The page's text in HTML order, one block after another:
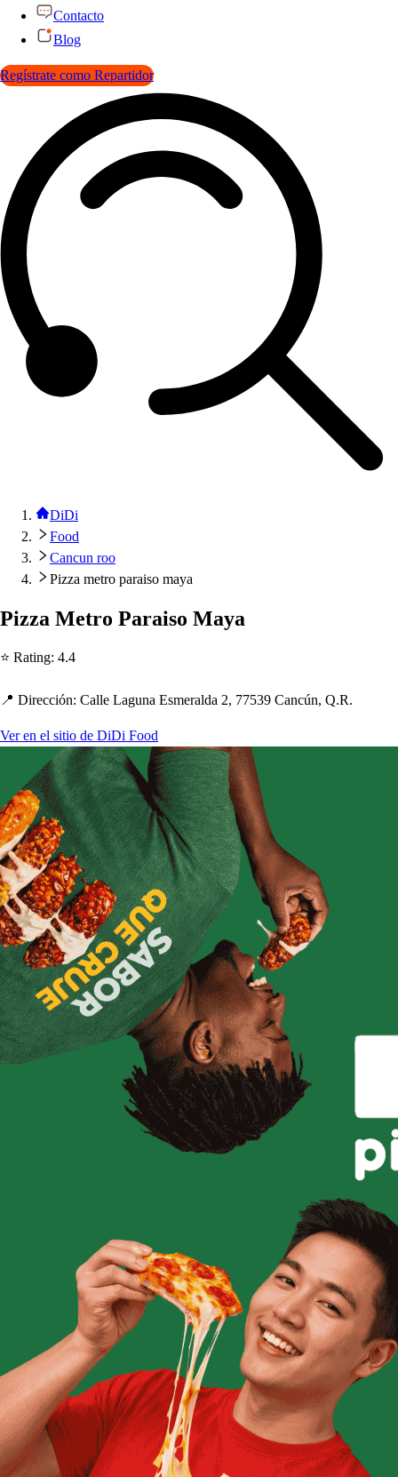
Contacto
Blog
Regístrate como Repartidor
DiDi
Food
Cancun roo
Pizza metro paraiso maya
Pizza Metro Paraiso Maya
⭐ Rating: 4.4
📍 Dirección: Calle Laguna Esmeralda 2, 77539 Cancún, Q.R.
Ver en el sitio de DiDi Food